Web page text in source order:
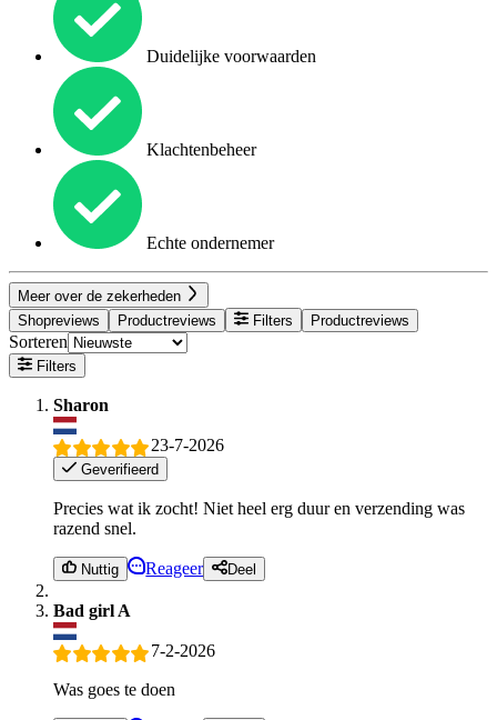
Duidelijke voorwaarden
Klachtenbeheer
Echte ondernemer
Meer over de zekerheden
Shopreviews
Productreviews Filters Productreviews
Sorteren
Filters
Sharon
23-7-2026
Geverifieerd
Precies wat ik zocht! Niet heel erg duur en verzending was
razend snel.
Nuttig Reageer Deel
Bad girl A
7-2-2026
Was goes te doen